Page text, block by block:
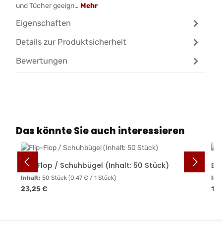
und Tücher geeign… Mehr
Eigenschaften
Details zur Produktsicherheit
Bewertungen
Produktgalerie überspringen
Das könnte Sie auch interessieren
Flip-Flop / Schuhbügel (Inhalt: 50 Stück)
Inhalt:50 Stück(0,47 € / 1 Stück)
Regulärer Preis:
23,25 €